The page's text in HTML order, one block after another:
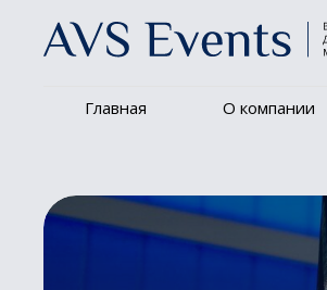
Главная О компании